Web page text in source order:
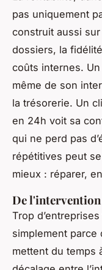
pas uniquement
construit aussi
dossiers, la
coûts internes.
même de son
la trésorerie. Un
en 24h voit sa
qui ne perd pas
répétitives peut
mieux : réparer,
De
Trop
simplement parce
mettent du temps